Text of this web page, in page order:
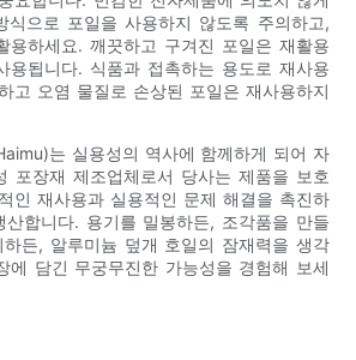
으로 포일을 사용하지 않도록 주의하고,
용하세요. 깨끗하고 구겨진 포일은 재활용
용됩니다. 식품과 접촉하는 용도로 재사용
고 오염 물질로 손상된 포일은 재사용하지
는 실용성의 역사에 함께하게 되어 자
포장재 제조업체로서 당사는 제품을 보호
인 재사용과 실용적인 문제 해결을 촉진하
합니다. 용기를 밀봉하든, 조각품을 만들
든, 알루미늄 덮개 호일의 잠재력을 생각
에 담긴 무궁무진한 가능성을 경험해 보세